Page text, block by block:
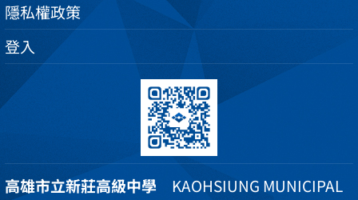
隱私權政策
登入
高雄市立新莊高級中學 KAOHSIUNG MUNICIPAL